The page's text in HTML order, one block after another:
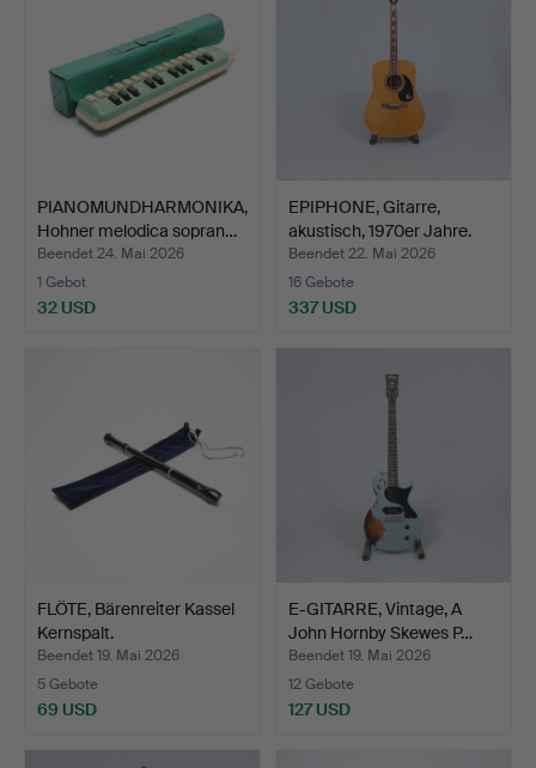
PIANOMUNDHARMONIKA,
Hohner melodica sopran…
Beendet 24. Mai 2026
1 Gebot
32 USD
EPIPHONE, Gitarre,
akustisch, 1970er Jahre.
Beendet 22. Mai 2026
16 Gebote
337 USD
FLÖTE, Bärenreiter Kassel
Kernspalt.
Beendet 19. Mai 2026
5 Gebote
69 USD
E-GITARRE, Vintage, A
John Hornby Skewes P…
Beendet 19. Mai 2026
12 Gebote
127 USD